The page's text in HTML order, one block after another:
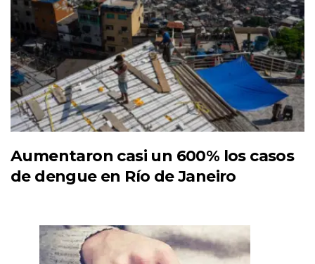
Aumentaron casi un 600% los casos
de dengue en Río de Janeiro